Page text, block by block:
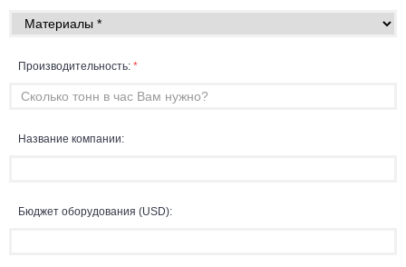
Производительность: *
Название компании:
Бюджет оборудования (USD):